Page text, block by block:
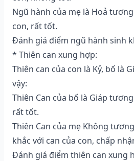
Ngũ hành của mẹ là Hoả
con, rất tốt.
Đánh giá điểm ngũ hành sinh
* Thiên can xung hợp:
Thiên can của con là Kỷ, bố là
vậy:
Thiên Can của bố là Giáp
rất tốt.
Thiên Can của mẹ Không
khắc với can của con, chấp
Đánh giá điểm thiên can xung